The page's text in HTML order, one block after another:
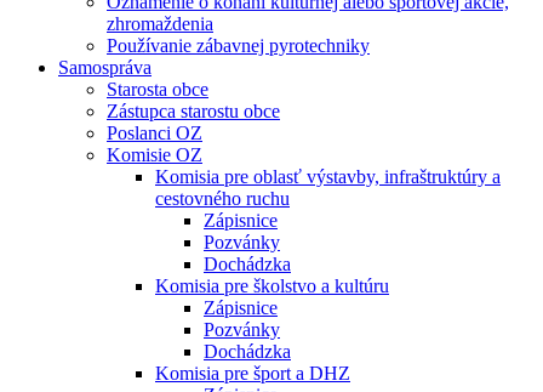
zhromaždenia
Používanie zábavnej pyrotechniky
Samospráva
Starosta obce
Zástupca starostu obce
Poslanci OZ
Komisie OZ
Komisia pre oblasť výstavby, infraštruktúry a
cestovného ruchu
Zápisnice
Pozvánky
Dochádzka
Komisia pre školstvo a kultúru
Zápisnice
Pozvánky
Dochádzka
Komisia pre šport a DHZ